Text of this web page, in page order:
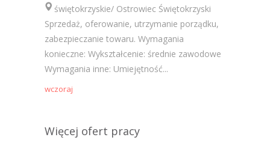
świętokrzyskie/ Ostrowiec Świętokrzyski
Sprzedaż, oferowanie, utrzymanie porządku,
zabezpieczanie towaru. Wymagania
konieczne: Wykształcenie: średnie zawodowe
Wymagania inne: Umiejętność...
wczoraj
Więcej ofert pracy